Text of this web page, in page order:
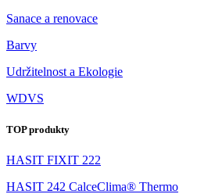
Sanace a renovace
Barvy
Udržitelnost a Ekologie
WDVS
TOP produkty
HASIT FIXIT 222
HASIT 242 CalceClima® Thermo